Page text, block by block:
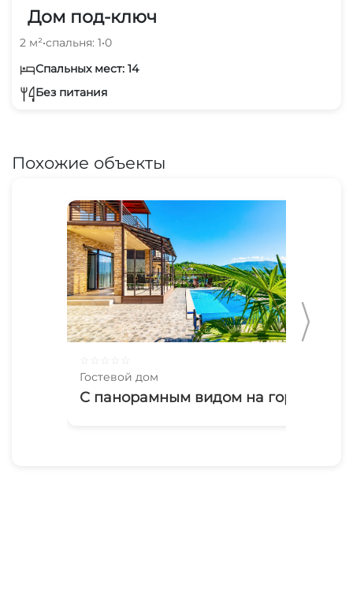
Дом под-ключ
2 м²•спальня: 1•0
Спальных мест: 14
Без питания
Похожие объекты
Гостевой дом
С панорамным видом на горы